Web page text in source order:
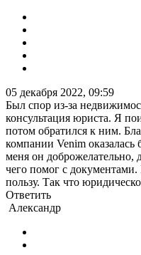
05 декабря 2022, 09:59
Был спор из-за
консультация юриста. Я
потом обратился к ним.
компании Venim оказалась
меня он доброжелательно,
чего помог с
пользу. Так что
Ответить
Александр